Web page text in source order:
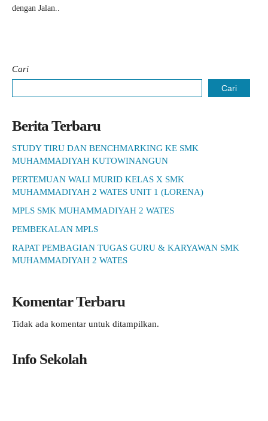
dengan Jalan..
Cari
Cari
Berita Terbaru
STUDY TIRU DAN BENCHMARKING KE SMK
MUHAMMADIYAH KUTOWINANGUN
PERTEMUAN WALI MURID KELAS X SMK
MUHAMMADIYAH 2 WATES UNIT 1 (LORENA)
MPLS SMK MUHAMMADIYAH 2 WATES
PEMBEKALAN MPLS
RAPAT PEMBAGIAN TUGAS GURU & KARYAWAN SMK
MUHAMMADIYAH 2 WATES
Komentar Terbaru
Tidak ada komentar untuk ditampilkan.
Info Sekolah